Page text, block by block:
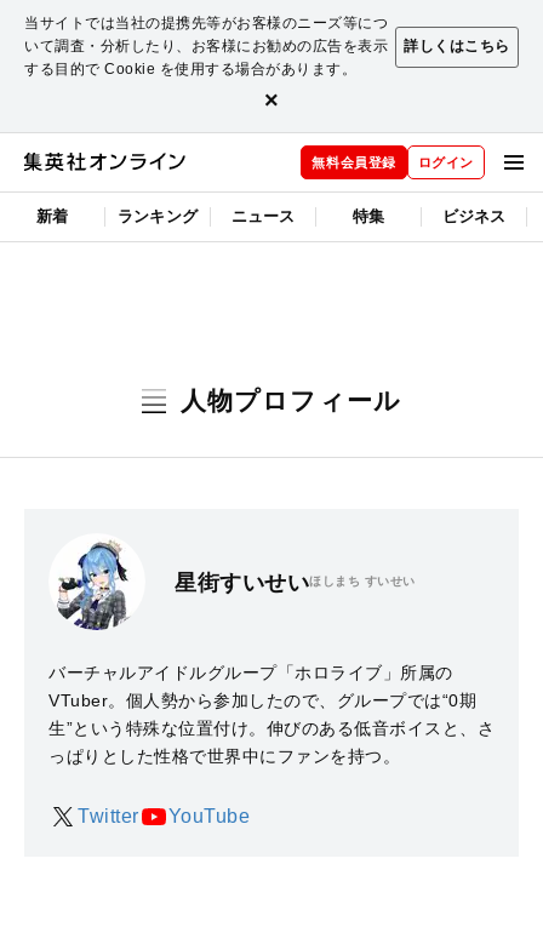
当サイトでは当社の提携先等がお客様のニーズ等につ
いて調査・分析したり、お客様にお勧めの広告を表示
する目的で Cookie を使用する場合があります。
詳しくはこちら
×
無料会員登録 ログイン
新着 ランキング ニュース 特集 ビジネス
人物プロフィール
星街すいせいほしまち すいせい
バーチャルアイドルグループ「ホロライブ」所属の
VTuber。個人勢から参加したので、グループでは“0期
生”という特殊な位置付け。伸びのある低音ボイスと、さ
っぱりとした性格で世界中にファンを持つ。
Twitter YouTube